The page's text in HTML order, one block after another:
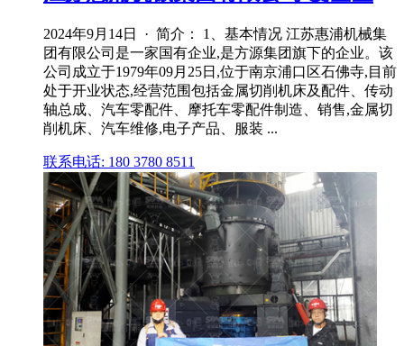
2024年9月14日 · 简介： 1、基本情况 江苏惠浦机械集
团有限公司是一家国有企业,是方源集团旗下的企业。该
公司成立于1979年09月25日,位于南京浦口区石佛寺,目前
处于开业状态,经营范围包括金属切削机床及配件、传动
轴总成、汽车零配件、摩托车零配件制造、销售,金属切
削机床、汽车维修,电子产品、服装 ...
联系电话: 180 3780 8511